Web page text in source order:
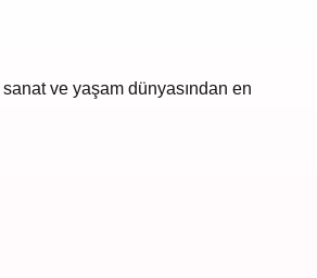
ve yaşam dünyasından en